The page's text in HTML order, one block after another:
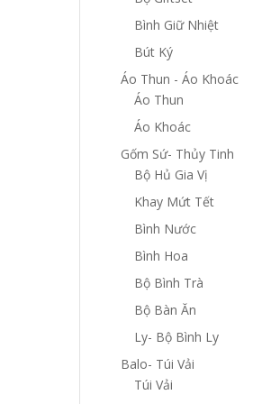
Bình Giữ Nhiệt
Bút Ký
Áo Thun - Áo Khoác
Áo Thun
Áo Khoác
Gốm Sứ- Thủy Tinh
Bộ Hủ Gia Vị
Khay Mứt Tết
Bình Nước
Bình Hoa
Bộ Bình Trà
Bộ Bàn Ăn
Ly- Bộ Bình Ly
Balo- Túi Vải
Túi Vải